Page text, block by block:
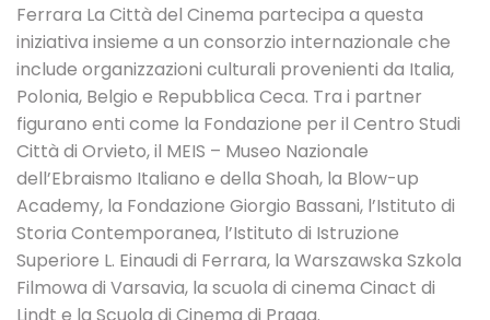
Ferrara La Città del Cinema partecipa a questa
iniziativa insieme a un consorzio internazionale che
include organizzazioni culturali provenienti da Italia,
Polonia, Belgio e Repubblica Ceca. Tra i partner
figurano enti come la Fondazione per il Centro Studi
Città di Orvieto, il MEIS – Museo Nazionale
dell’Ebraismo Italiano e della Shoah, la Blow-up
Academy, la Fondazione Giorgio Bassani, l’Istituto di
Storia Contemporanea, l’Istituto di Istruzione
Superiore L. Einaudi di Ferrara, la Warszawska Szkola
Filmowa di Varsavia, la scuola di cinema Cinact di